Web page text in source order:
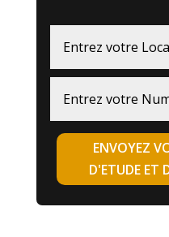
ENVOYEZ
D'ETUDE ET